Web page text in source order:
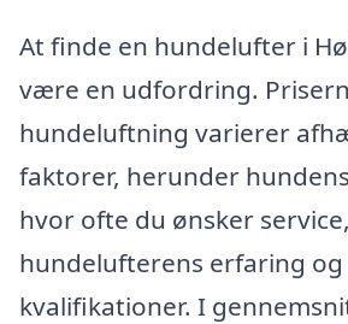
At finde en hundelufter i
være en udfordring.
hundeluftning varierer
faktorer, herunder
hvor ofte du ønsker
hundelufterens erfaring og
kvalifikationer. I